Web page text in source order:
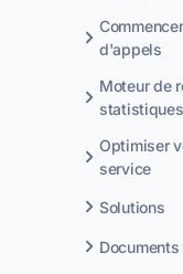
d'appels
Moteur de
Optimiser
service
Solutions
Documents